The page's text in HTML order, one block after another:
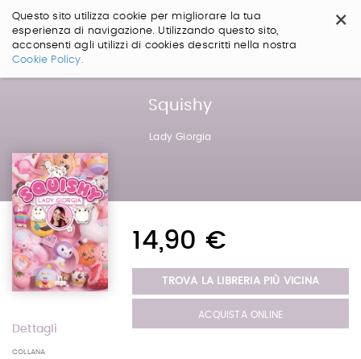
×
Questo sito utilizza cookie per migliorare la tua
esperienza di navigazione. Utilizzando questo sito,
acconsenti agli utilizzi di cookies descritti nella nostra
Cookie Policy.
Salta
Squishy
Lady Giorgia
Dettagli
COLLANA
14,90 €
TROVA LA LIBRERIA PIÙ VICINA
ACQUISTA ONLINE